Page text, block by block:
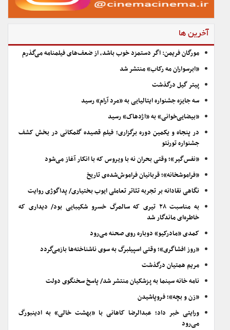
آخرین ها
مورگان فریمن: اگر دستمزد خوب باشد، از ضعف‌های فیلمنامه می‌گذرم
«ابرسواران مه رکاب» منتشر شد
پیتر گیل درگذشت
سه جایزه جشنواره ایتالیایی به «مرد آرام» رسید
«بیضایی‌خوانی» به «اژدهاک» رسید
در پنجاه و یکمین دوره برگزاری؛ فیلم قصیده گلمکانی در بخش کشف
جشنواره تورنتو
«نفس‌گیر»؛ وقتی بحران نه با ویروس که با انکار آغاز می‌شود
«فراموشخانه»؛ قربانیان فراموش‌شده‌ی تاریخ
نگاهی نقادانه بر تجربه تئاتر تعاملی ایوب بختیاری/ پداگوژی روایت
به مناسبت ۲۸ تیری که سالمرگ خسرو شکیبایی بود/ دیداری که
خاطره‌ای ماندگار شد
کمدی «مادرکیو» دوباره روی صحنه می‌رود
«روز افشاگری»؛ وقتی اسپیلبرگ به سوی ناشناخته‌ها بازمی‌گردد
مریم همتیان درگذشت
نامه خانه سینما به پزشکیان منتشر شد/ پاسخ سخنگوی دولت
«زن و بچه»؛ فروپاشیدن
ورایتی خبر داد؛ عبدالرضا کاهانی با «بهشت خالی» به ادینبورگ
می‌رود